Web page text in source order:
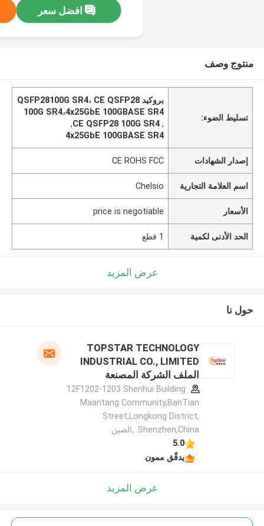
افضل سعر
منتوج وصف
تسليط الضوء:
بروكيد QSFP28100G SR4، CE QSFP28
100G SR4،4x25GbE 100GBASE SR4
,
CE QSFP28 100G SR4
,
4x25GbE 100GBASE SR4
إصدار الشهادات CE ROHS FCC
اسم العلامة التجارية Chelsio
الأسعار price is negotiable
الحد الأدنى لكمية 1 قطع
عرض المزيد
حول نا
TOPSTAR TECHNOLOGY
INDUSTRIAL CO., LIMITED
الملف الشركة المصنعة
12F1202-1203 Shenhui Building
Maantang Community,BanTian
Street,Longkong District,
Shenzhen,China. ,الصين
5.0
يدقّق ممون
عرض المزيد